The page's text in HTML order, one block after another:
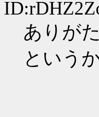
ありが
という